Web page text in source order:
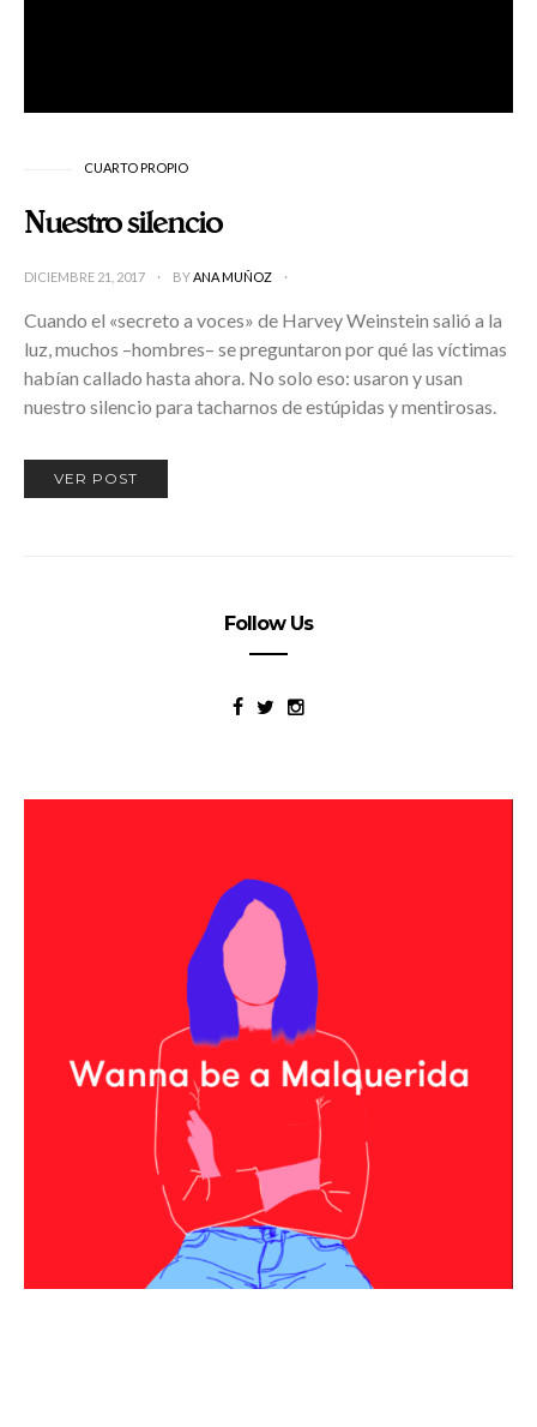
CUARTO PROPIO
Nuestro silencio
DICIEMBRE 21, 2017 BYANA MUÑOZ
Cuando el «secreto a voces» de Harvey Weinstein salió a la
luz, muchos –hombres– se preguntaron por qué las víctimas
habían callado hasta ahora. No solo eso: usaron y usan
nuestro silencio para tacharnos de estúpidas y mentirosas.
VER POST
Follow Us